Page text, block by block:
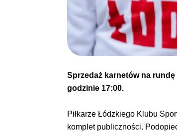
Sprzedaż karnetów na
godzinie 17:00.
Piłkarze Łódzkiego Klubu
komplet publiczności.